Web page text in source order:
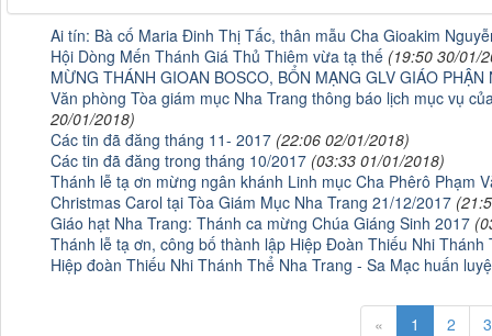
Ai tín: Bà cố Maria Đinh Thị Tấc, thân mẫu Cha Gioakim
Hội Dòng Mến Thánh Giá Thủ Thiêm vừa tạ thế (19:50 30/01/
MỪNG THÁNH GIOAN BOSCO, BỔN MẠNG GLV GIÁO PHẬN
Văn phòng Tòa giám mục Nha Trang thông báo lịch mục vụ
20/01/2018)
Các tin đã đăng tháng 11- 2017 (22:06 02/01/2018)
Các tin đã đăng trong tháng 10/2017 (03:33 01/01/2018)
Thánh lễ tạ ơn mừng ngân khánh Linh mục Cha Phêrô Phạm
Christmas Carol tại Tòa Giám Mục Nha Trang 21/12/2017
Giáo hạt Nha Trang: Thánh ca mừng Chúa Giáng Sinh 2017
Thánh lễ tạ ơn, công bố thành lập Hiệp Đoàn Thiếu Nhi
Hiệp đoàn Thiếu Nhi Thánh Thể Nha Trang - Sa Mạc huấn
« 1 2 3